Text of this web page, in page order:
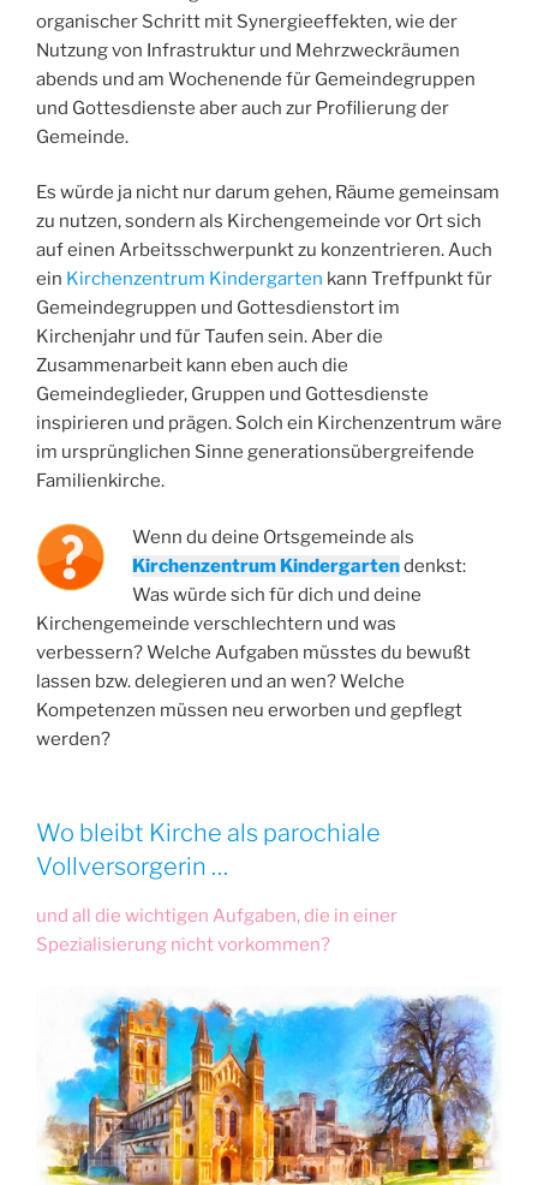
organischer Schritt mit Synergieeffekten, wie der
Nutzung von Infrastruktur und Mehrzweckräumen
abends und am Wochenende für Gemeindegruppen
und Gottesdienste aber auch zur Profilierung der
Gemeinde.
Es würde ja nicht nur darum gehen, Räume gemeinsam
zu nutzen, sondern als Kirchengemeinde vor Ort sich
auf einen Arbeitsschwerpunkt zu konzentrieren. Auch
ein Kirchenzentrum Kindergarten kann Treffpunkt für
Gemeindegruppen und Gottesdienstort im
Kirchenjahr und für Taufen sein. Aber die
Zusammenarbeit kann eben auch die
Gemeindeglieder, Gruppen und Gottesdienste
inspirieren und prägen. Solch ein Kirchenzentrum wäre
im ursprünglichen Sinne generationsübergreifende
Familienkirche.
Wenn du deine Ortsgemeinde als
Kirchenzentrum Kindergartendenkst:
Was würde sich für dich und deine
Kirchengemeinde verschlechtern und was
verbessern? Welche Aufgaben müsstes du bewußt
lassen bzw. delegieren und an wen? Welche
Kompetenzen müssen neu erworben und gepflegt
werden?
Wo bleibt Kirche als parochiale
Vollversorgerin …
und all die wichtigen Aufgaben, die in einer
Spezialisierung nicht vorkommen?